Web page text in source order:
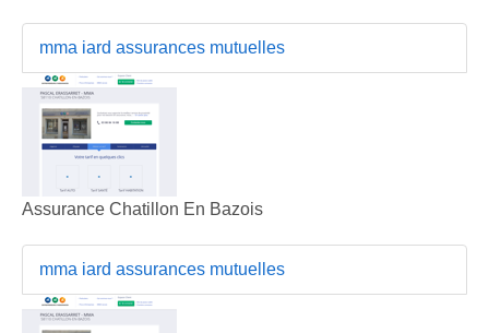
mma iard assurances mutuelles
Assurance Chatillon En Bazois
mma iard assurances mutuelles